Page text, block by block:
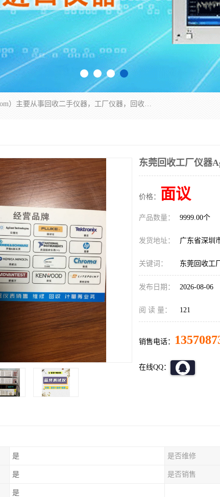
深圳中瑞仪科电子有限公司（zhongr1027.cn.b2b168.com）主要从事回收二手仪器，工厂仪器，回收示波器，KeysightE4980A，FLUKE754，MT8852B，IFR3920，Agilent N4010A，MT8852B等业务，全国统一热线：13570873835。深圳中瑞仪科电子有限公司整批或单出，专业评估高价回收工厂闲置仪器。
东莞回收工厂仪器
价格： 面议
产品数量： 9999.00个
发货地址： 广东省深圳
关键词： 东莞回收工
发布日期： 2026-08-06
阅 读 量： 121
销售电话：
在线QQ：
是 是否维修
是 是否销售
是